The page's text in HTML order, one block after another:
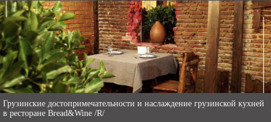
Гиви Абалаки – 86-летний фермер из Горийского муниципалитета